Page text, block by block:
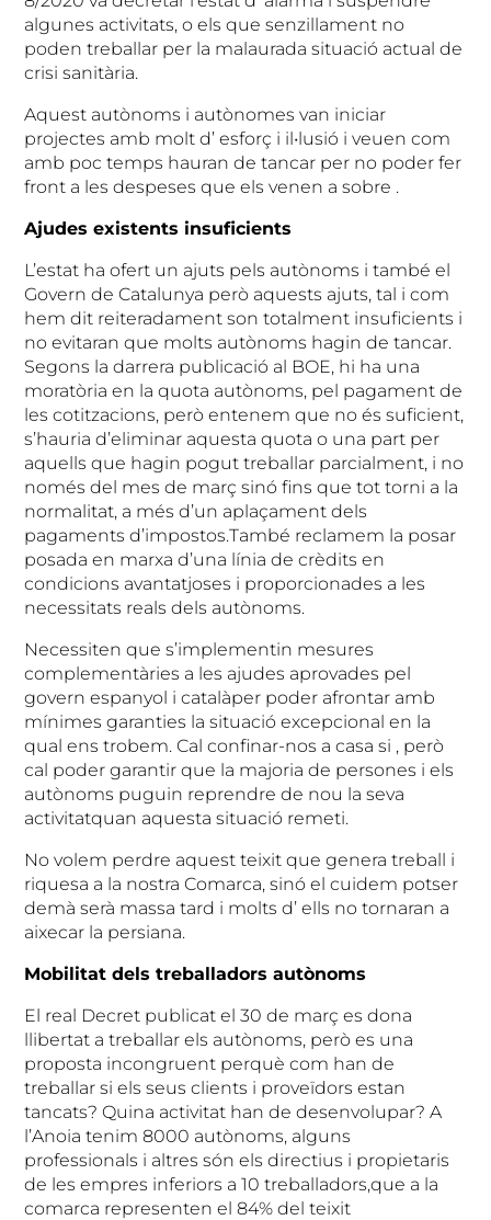
algunes activitats, o els que senzillament no
poden treballar per la malaurada situació actual de
crisi sanitària.
Aquest autònoms i autònomes van iniciar
projectes amb molt d’ esforç i il•lusió i veuen com
amb poc temps hauran de tancar per no poder fer
front a les despeses que els venen a sobre .
Ajudes existents insuficients
L’estat ha ofert un ajuts pels autònoms i també el
Govern de Catalunya però aquests ajuts, tal i com
hem dit reiteradament son totalment insuficients i
no evitaran que molts autònoms hagin de tancar.
Segons la darrera publicació al BOE, hi ha una
moratòria en la quota autònoms, pel pagament de
les cotitzacions, però entenem que no és suficient,
s’hauria d’eliminar aquesta quota o una part per
aquells que hagin pogut treballar parcialment, i no
només del mes de març sinó fins que tot torni a la
normalitat, a més d’un aplaçament dels
pagaments d’impostos.També reclamem la posar
posada en marxa d’una línia de crèdits en
condicions avantatjoses i proporcionades a les
necessitats reals dels autònoms.
Necessiten que s’implementin mesures
complementàries a les ajudes aprovades pel
govern espanyol i catalàper poder afrontar amb
mínimes garanties la situació excepcional en la
qual ens trobem. Cal confinar-nos a casa si , però
cal poder garantir que la majoria de persones i els
autònoms puguin reprendre de nou la seva
activitatquan aquesta situació remeti.
No volem perdre aquest teixit que genera treball i
riquesa a la nostra Comarca, sinó el cuidem potser
demà serà massa tard i molts d’ ells no tornaran a
aixecar la persiana.
Mobilitat dels treballadors autònoms
El real Decret publicat el 30 de març es dona
llibertat a treballar els autònoms, però es una
proposta incongruent perquè com han de
treballar si els seus clients i proveïdors estan
tancats? Quina activitat han de desenvolupar? A
l’Anoia tenim 8000 autònoms, alguns
professionals i altres són els directius i propietaris
de les empres inferiors a 10 treballadors,que a la
comarca representen el 84% del teixit